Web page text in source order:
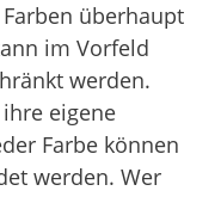
überhaupt
im Vorfeld
werden.
eigene
Farbe können
werden. Wer